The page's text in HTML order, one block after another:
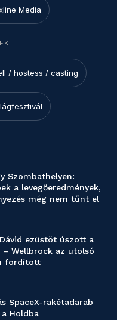
Media
/ hostess / casting
Szombathelyen:
a levegőeredmények,
még nem tűnt el
ezüstöt úszott a
– Wellbrock az utolsó
fordított
SpaceX-rakétadarab
Holdba